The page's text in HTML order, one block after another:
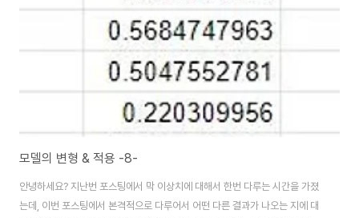
모델의 변형 & 적용 -8-
안녕하세요? 지난번 포스팅에서 막 이상치에 대해서 한번 다루는 시간을 가졌
는데, 이번 포스팅에서 본격적으로 다루어서 어떤 다른 결과가 나오는 지에 대